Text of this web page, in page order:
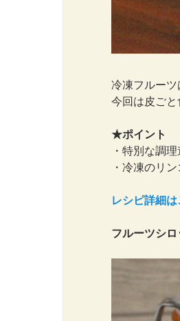
冷凍フルーツ
今回は皮ごと
★ポイント
・特別な調
・冷凍のリ
レシピ詳細は
フルーツシロ